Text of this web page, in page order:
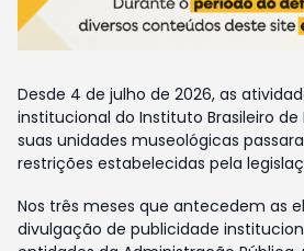
Desde 4 de julho de 2026, as
institucional do Instituto Brasileiro de
suas unidades museológicas
restrições estabelecidas pela
Nos três meses que antecedem as
divulgação de publicidade